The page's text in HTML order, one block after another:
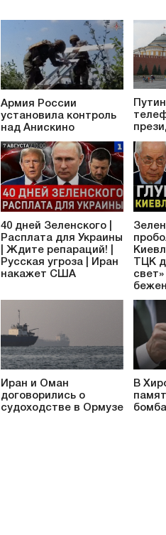
Армия России
установила контроль
над Анискино
40 дней Зеленского |
Расплата для Украины
| Ждите репараций! |
Русская угроза | Иран
накажет США
ТЦК
Иран и Оман
договорились о
судоходстве в Ормузе
В